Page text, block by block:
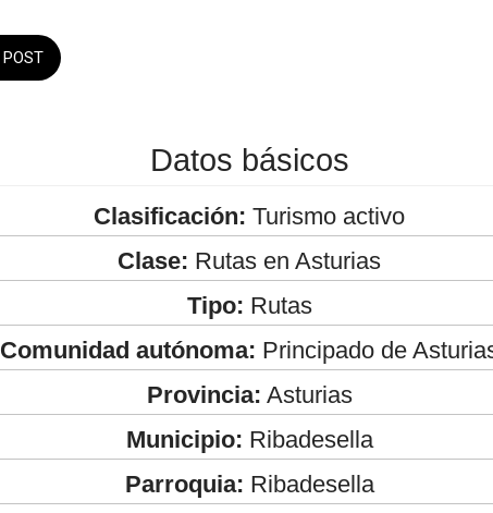
POST
Datos básicos
Clasificación: Turismo activo
Clase: Rutas en Asturias
Tipo: Rutas
Comunidad autónoma: Principado de
Provincia: Asturias
Municipio: Ribadesella
Parroquia: Ribadesella